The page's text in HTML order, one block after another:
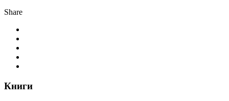
Share
Книги